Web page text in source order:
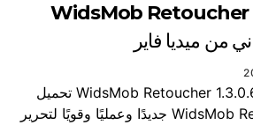
تحميل برنامج WidsMob Retoucher
تحميل برنامج WidsMob Retoucher 1.3.0.66 تحميل
برنامج WidsMob Retoucher جديدًا وعمليًا وقويًا لتحرير